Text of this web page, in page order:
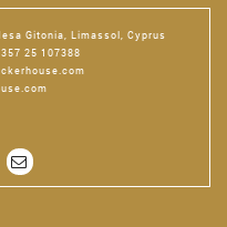
Gitonia, Limassol, Cyprus
25 107388